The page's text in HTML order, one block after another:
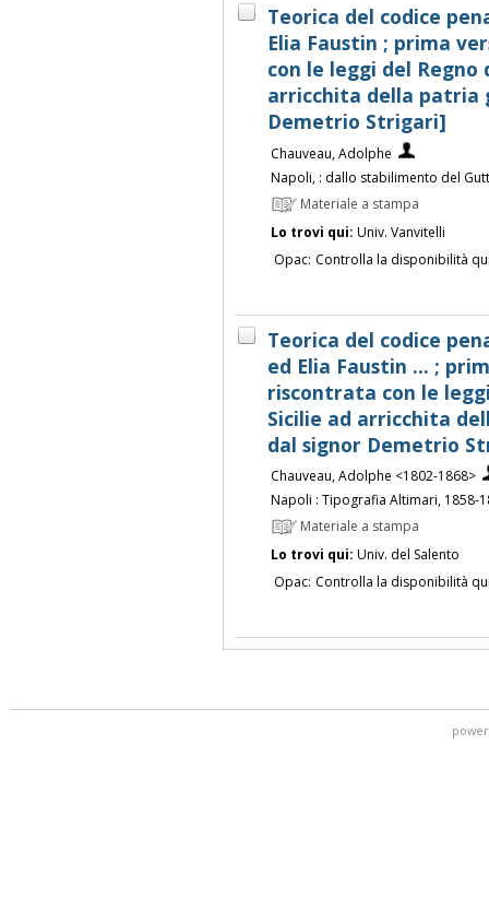
Teorica del codice
Elia Faustin ; prima
con le leggi del Regno
arricchita della patria
Demetrio Strigari]
Chauveau, Adolphe
Napoli, : dallo stabilimento del
Materiale a stampa
Lo trovi qui: Univ. Vanvitelli
Opac: Controlla la disponibilità
Teorica del codice
ed Elia Faustin ... ;
riscontrata con le
Sicilie ad arricchita
dal signor Demetrio
Chauveau, Adolphe <1802-1868>
Napoli : Tipografia Altimari, 1858-
Materiale a stampa
Lo trovi qui: Univ. del Salento
Opac: Controlla la disponibilità